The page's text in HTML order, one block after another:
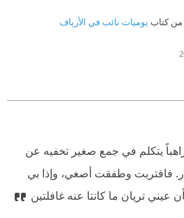
من كتاب يوميات نائب في الأرياف
يتكلم في جمع صغير تخفيه عن
فاقتربت وطفقت أصغي، وإذا بي
عيني تريان ما كانتا عنه غافلتين